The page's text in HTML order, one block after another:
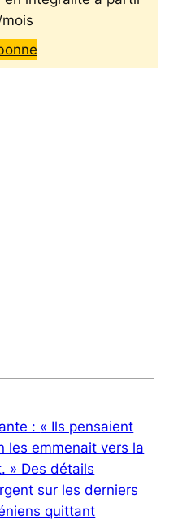
: « Ils pensaient
les emmenait vers la
» Des détails
sur les derniers
quittant